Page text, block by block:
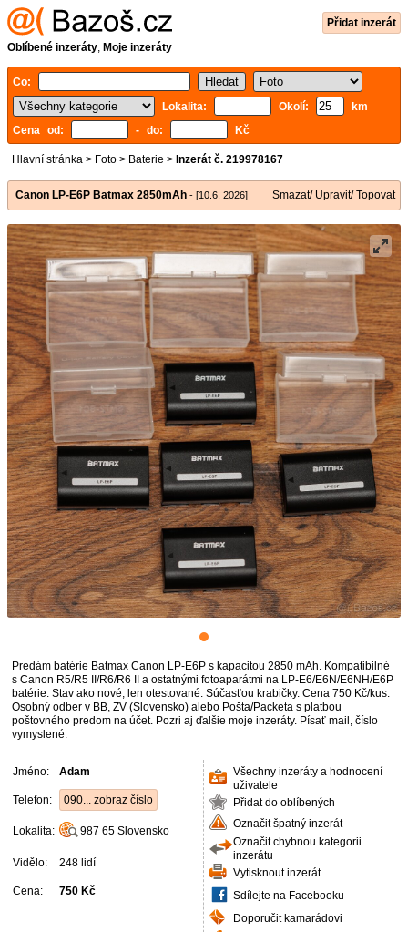
Přidat inzerát
Oblíbené inzeráty, Moje inzeráty
Co:
Lokalita:
Okolí:
km
Cena od:
- do: Kč
Hlavní stránka > Foto > Baterie > Inzerát č. 219978167
Canon LP-E6P Batmax 2850mAh - [10.6. 2026] Smazat/ Upravit/ Topovat
Predám batérie Batmax Canon LP-E6P s kapacitou 2850 mAh. Kompatibilné
s Canon R5/R5 II/R6/R6 II a ostatnými fotoaparátmi na LP-E6/E6N/E6NH/E6P
batérie. Stav ako nové, len otestované. Súčasťou krabičky. Cena 750 Kč/kus.
Osobný odber v BB, ZV (Slovensko) alebo Pošta/Packeta s platbou
poštovného predom na účet. Pozri aj ďalšie moje inzeráty. Písať mail, číslo
vymyslené.
Jméno: Adam
Telefon: 090... zobraz číslo
Lokalita: 987 65 Slovensko
Vidělo: 248 lidí
Cena: 750 Kč
Všechny inzeráty a hodnocení
uživatele
Přidat do oblíbených
Označit špatný inzerát
Označit chybnou kategorii
inzerátu
Vytisknout inzerát
Sdílejte na Facebooku
Doporučit kamarádovi